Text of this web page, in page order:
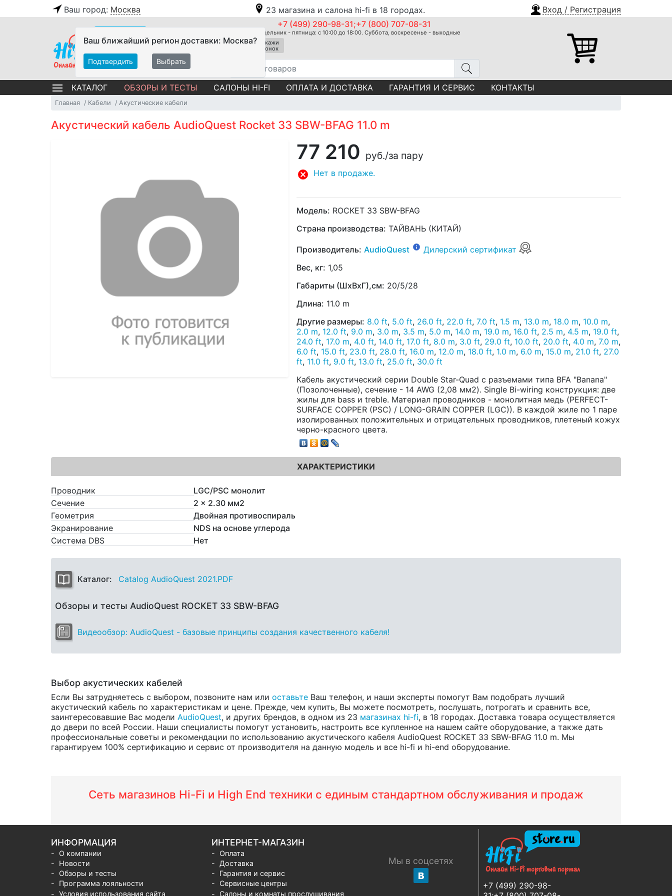
Ваш город: Москва 23 магазина и салона hi-fi в 18 городах. Вход / Регистрация
Ваш ближайший регион доставки: Москва?
Подтвердить Выбрать
+7 (499) 290-98-31;+7 (800) 707-08-31
Понедельник - пятница: с 10:00 до 18:00. Суббота, воскресенье - выходные
Закажи
звонок
КАТАЛОГ ОБЗОРЫ И ТЕСТЫ САЛОНЫ HI-FI ОПЛАТА И ДОСТАВКА ГАРАНТИЯ И СЕРВИС КОНТАКТЫ
Главная Кабели Акустические кабели
Акустический кабель AudioQuest Rocket 33 SBW-BFAG 11.0 m
77 210 руб./за пару
Нет в продаже.
Модель: ROCKET 33 SBW-BFAG
Страна производства: ТАЙВАНЬ (КИТАЙ)
Производитель: AudioQuest
Дилерский сертификат
Вес, кг: 1,05
Габариты (ШхВхГ),см: 20/5/28
Длина: 11.0 m
Другие размеры: 8.0 ft, 5.0 ft, 26.0 ft, 22.0 ft, 7.0 ft, 1.5 m, 13.0 m, 18.0 m, 10.0 m,
2.0 m, 12.0 ft, 9.0 m, 3.0 m, 3.5 m, 5.0 m, 14.0 m, 19.0 m, 16.0 ft, 2.5 m, 4.5 m, 19.0 ft,
24.0 ft, 17.0 m, 4.0 ft, 14.0 ft, 17.0 ft, 8.0 m, 3.0 ft, 29.0 ft, 10.0 ft, 20.0 ft, 4.0 m, 7.0 m,
6.0 ft, 15.0 ft, 23.0 ft, 28.0 ft, 16.0 m, 12.0 m, 18.0 ft, 1.0 m, 6.0 m, 15.0 m, 21.0 ft, 27.0
ft, 11.0 ft, 9.0 ft, 13.0 ft, 25.0 ft, 30.0 ft
Кабель акустический серии Double Star-Quad с разъемами типа BFA "Banana"
(Позолоченные), сечение - 14 AWG (2,08 мм2). Single Bi-wiring конструкция: две
жилы для bass и treble. Материал проводников - монолитная медь (PERFECT-
SURFACE COPPER (PSC) / LONG-GRAIN COPPER (LGC)). В каждой жиле по 1 паре
изолированных положительных и отрицательных проводников, плетеный кожух
черно-красного цвета.
ХАРАКТЕРИСТИКИ
Проводник
LGC/PSC монолит
Сечение
2 x 2.30 мм2
Геометрия
Двойная противоспираль
Экранирование
NDS на основе углерода
Система DBS
Нет
Каталог: Catalog AudioQuest 2021.PDF
Обзоры и тесты AudioQuest ROCKET 33 SBW-BFAG
Видеообзор: AudioQuest - базовые принципы создания качественного кабеля!
Выбор акустических кабелей
Если Вы затрудняетесь с выбором, позвоните нам или оставьте Ваш телефон, и наши эксперты помогут Вам подобрать лучший
акустический кабель по характеристикам и цене. Прежде, чем купить, Вы можете посмотреть, послушать, потрогать и сравнить все,
заинтересовавшие Вас модели AudioQuest, и других брендов, в одном из 23 магазинах hi-fi, в 18 городах. Доставка товара осуществляется
до двери по всей России. Наши специалисты помогут установить, настроить все купленное на нашем сайте оборудование, а также дать
профессиональные советы и рекомендации по использованию акустического кабеля AudioQuest ROCKET 33 SBW-BFAG 11.0 m. Мы
гарантируем 100% сертификацию и сервис от производителя на данную модель и все hi-fi и hi-end оборудование.
Сеть магазинов Hi-Fi и High End техники с единым стандартном обслуживания и продаж
+7 (499) 290-98-
ИНФОРМАЦИЯ
О компании
Новости
Обзоры и тесты
Программа лояльности
Условия использования сайта
ИНТЕРНЕТ-МАГАЗИН
Оплата
Доставка
Гарантия и сервис
Сервисные центры
Салоны и комнаты прослушивания
Мы в соцсетях